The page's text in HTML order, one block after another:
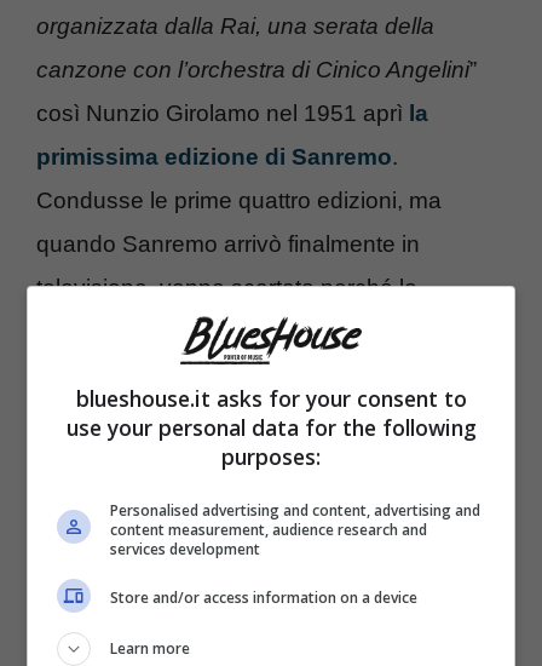
organizzata dalla Rai, una serata della
canzone con l’orchestra di Cinico Angelini”
così Nunzio Girolamo nel 1951 aprì la
primissima edizione di Sanremo.
Condusse le prime quattro edizioni, ma
quando Sanremo arrivò finalmente in
televisione, venne scartato perché lo
ritenevano poco fotogenico. Era il 29
aveva idea di essere lì, in prima fila ad un
momento davvero storico. Come dicevamo
poco fa, durante la settimana di Sanremo
tutto si ferma e non si parla d’altro, all’epoca
fu davvero diverso. Di quella prima edizione
del 1951, infatti, sui giornali dell’epoca uscì
blueshouse.it asks for your consent to
use your personal data for the following
purposes:
Personalised advertising and content, advertising and
content measurement, audience research and
services development
Store and/or access information on a device
Learn more